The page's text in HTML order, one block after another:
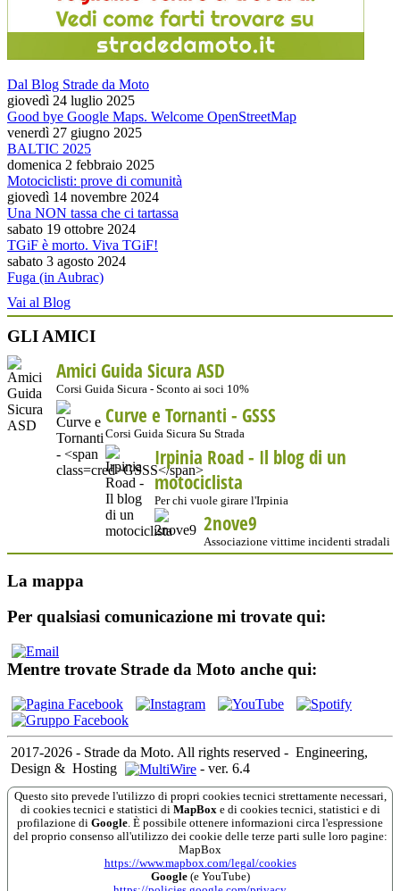
Dal Blog Strade da Moto
giovedì 24 luglio 2025
Good bye Google Maps. Welcome OpenStreetMap
venerdì 27 giugno 2025
BALTIC 2025
domenica 2 febbraio 2025
Motociclisti: prove di comunità
giovedì 14 novembre 2024
Una NON tassa che ci tartassa
sabato 19 ottobre 2024
TGiF è morto. Viva TGiF!
sabato 3 agosto 2024
Fuga (in Aubrac)
Vai al Blog
GLI AMICI
Amici Guida Sicura ASD
Corsi Guida Sicura - Sconto ai soci 10%
Curve e Tornanti - GSSS
Corsi Guida Sicura Su Strada
Irpinia Road - Il blog di un
motociclista
Per chi vuole girare l'Irpinia
2nove9
Associazione vittime incidenti stradali
La mappa
Per qualsiasi comunicazione mi trovate qui:
Mentre trovate Strade da Moto anche qui:
2017-2026 - Strade da Moto. All rights reserved - Engineering,
Design & Hosting - ver. 6.4
Questo sito prevede l'utilizzo di propri cookies tecnici strettamente necessari,
di cookies tecnici e statistici di MapBoxe di cookies tecnici, statistici e di
profilazione di Google. È possibile ottenere informazioni circa l'espressione
del proprio consenso all'utilizzo dei cookie delle terze parti sulle loro pagine:
MapBox
https://www.mapbox.com/legal/cookies
Google(e YouTube)